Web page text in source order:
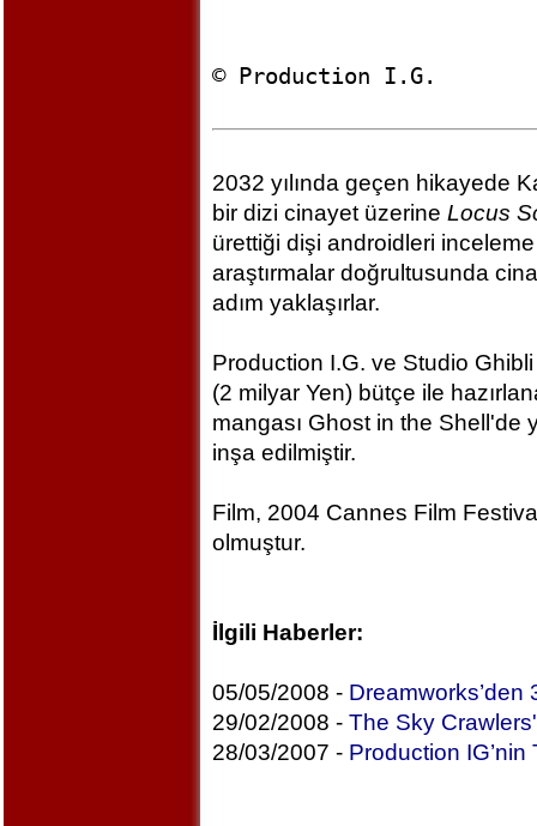
© Production I.G.
2032 yılında geçen hikayede
bir dizi cinayet üzerine Locus
ürettiği dişi androidleri inceleme
araştırmalar doğrultusunda
adım yaklaşırlar.
Production I.G. ve Studio Ghibli
(2 milyar Yen) bütçe ile
mangası Ghost in the Shell'de
inşa edilmiştir.
Film, 2004 Cannes Film
olmuştur.
İlgili Haberler:
05/05/2008 - Dreamworks’den
29/02/2008 - The Sky
28/03/2007 - Production IG’nin